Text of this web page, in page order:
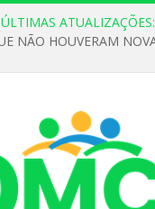
ÚLTIMAS ATUALIZAÇÕES: